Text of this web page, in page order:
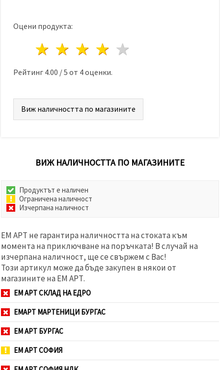
Настройки
бисквитките
Оцени продукта:
4 звезди
3 звезди
2 звезди
1 звезда
Рейтинг 4.00 /5 от 4оценки.
Виж наличността по магазините
ВИЖ НАЛИЧНОСТТА ПО МАГАЗИНИТЕ
Продуктът е наличен
Ограничена наличност
Изчерпана наличност
ЕМ АРТ не гарантира наличността на стоката към
момента на приключване на поръчката! В случай на
изчерпана наличност, ще се свържем с Вас!
Този артикул може да бъде закупен в някои от
магазините на ЕМ АРТ.
ЕМ АРТ СКЛАД НА ЕДРО
ЕМАРТ МАРТЕНИЦИ БУРГАС
ЕМ АРТ БУРГАС
ЕМ АРТ СОФИЯ